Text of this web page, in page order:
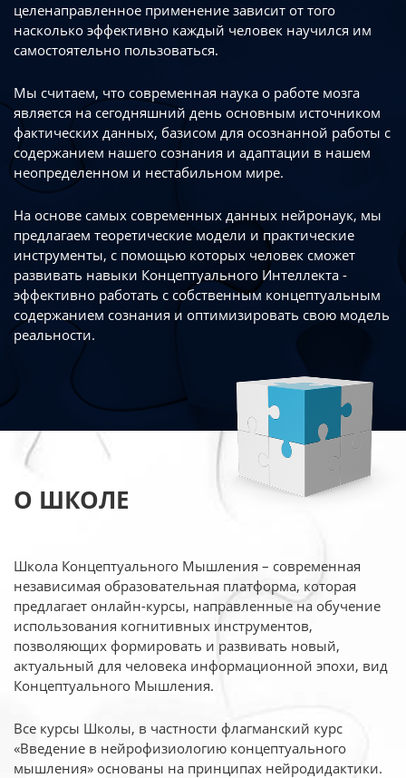
целенаправленное применение зависит от того
насколько эффективно каждый человек научился им
самостоятельно пользоваться.
Мы считаем, что современная наука о работе мозга
является на сегодняшний день основным источником
фактических данных, базисом для осознанной работы с
содержанием нашего сознания и адаптации в нашем
неопределенном и нестабильном мире.
На основе самых современных данных нейронаук, мы
предлагаем теоретические модели и практические
инструменты, с помощью которых человек сможет
развивать навыки Концептуального Интеллекта -
эффективно работать с собственным концептуальным
содержанием сознания и оптимизировать свою модель
реальности.
О ШКОЛЕ
Школа Концептуального Мышления – современная
независимая образовательная платформа, которая
предлагает онлайн-курсы, направленные на обучение
использования когнитивных инструментов,
позволяющих формировать и развивать новый,
актуальный для человека информационной эпохи, вид
Концептуального Мышления.
Все курсы Школы, в частности флагманский курс
«Введение в нейрофизиологию концептуального
мышления» основаны на принципах нейродидактики.